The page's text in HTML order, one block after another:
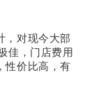
，对现今大部
佳，门店费用
性价比高，有